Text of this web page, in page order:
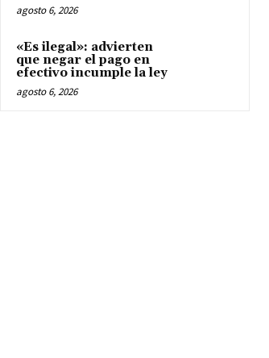
agosto 6, 2026
«Es ilegal»: advierten
que negar el pago en
efectivo incumple la ley
agosto 6, 2026